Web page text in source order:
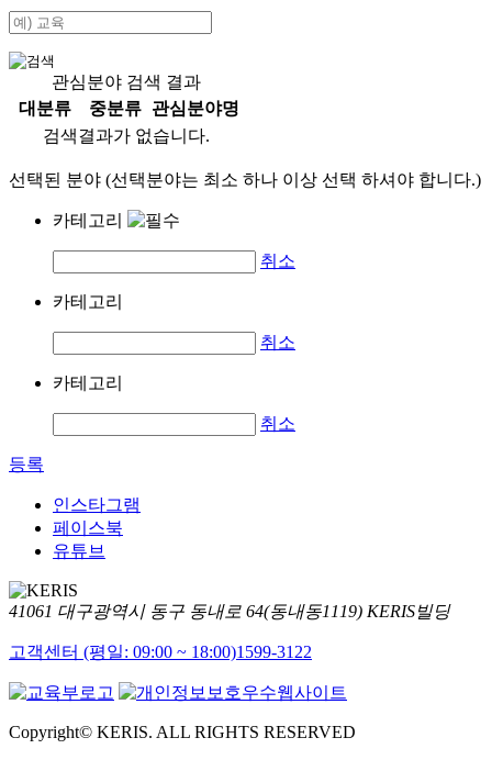
관심분야 검색 결과
대분류
중분류
관심분야명
검색결과가 없습니다.
선택된 분야 (선택분야는 최소 하나 이상 선택 하셔야 합니다.)
카테고리
취소
카테고리
취소
카테고리
취소
등록
인스타그램
페이스북
유튜브
41061 대구광역시 동구 동내로 64(동내동1119) KERIS빌딩
고객센터 (평일: 09:00 ~ 18:00)1599-3122
Copyright© KERIS. ALL RIGHTS RESERVED